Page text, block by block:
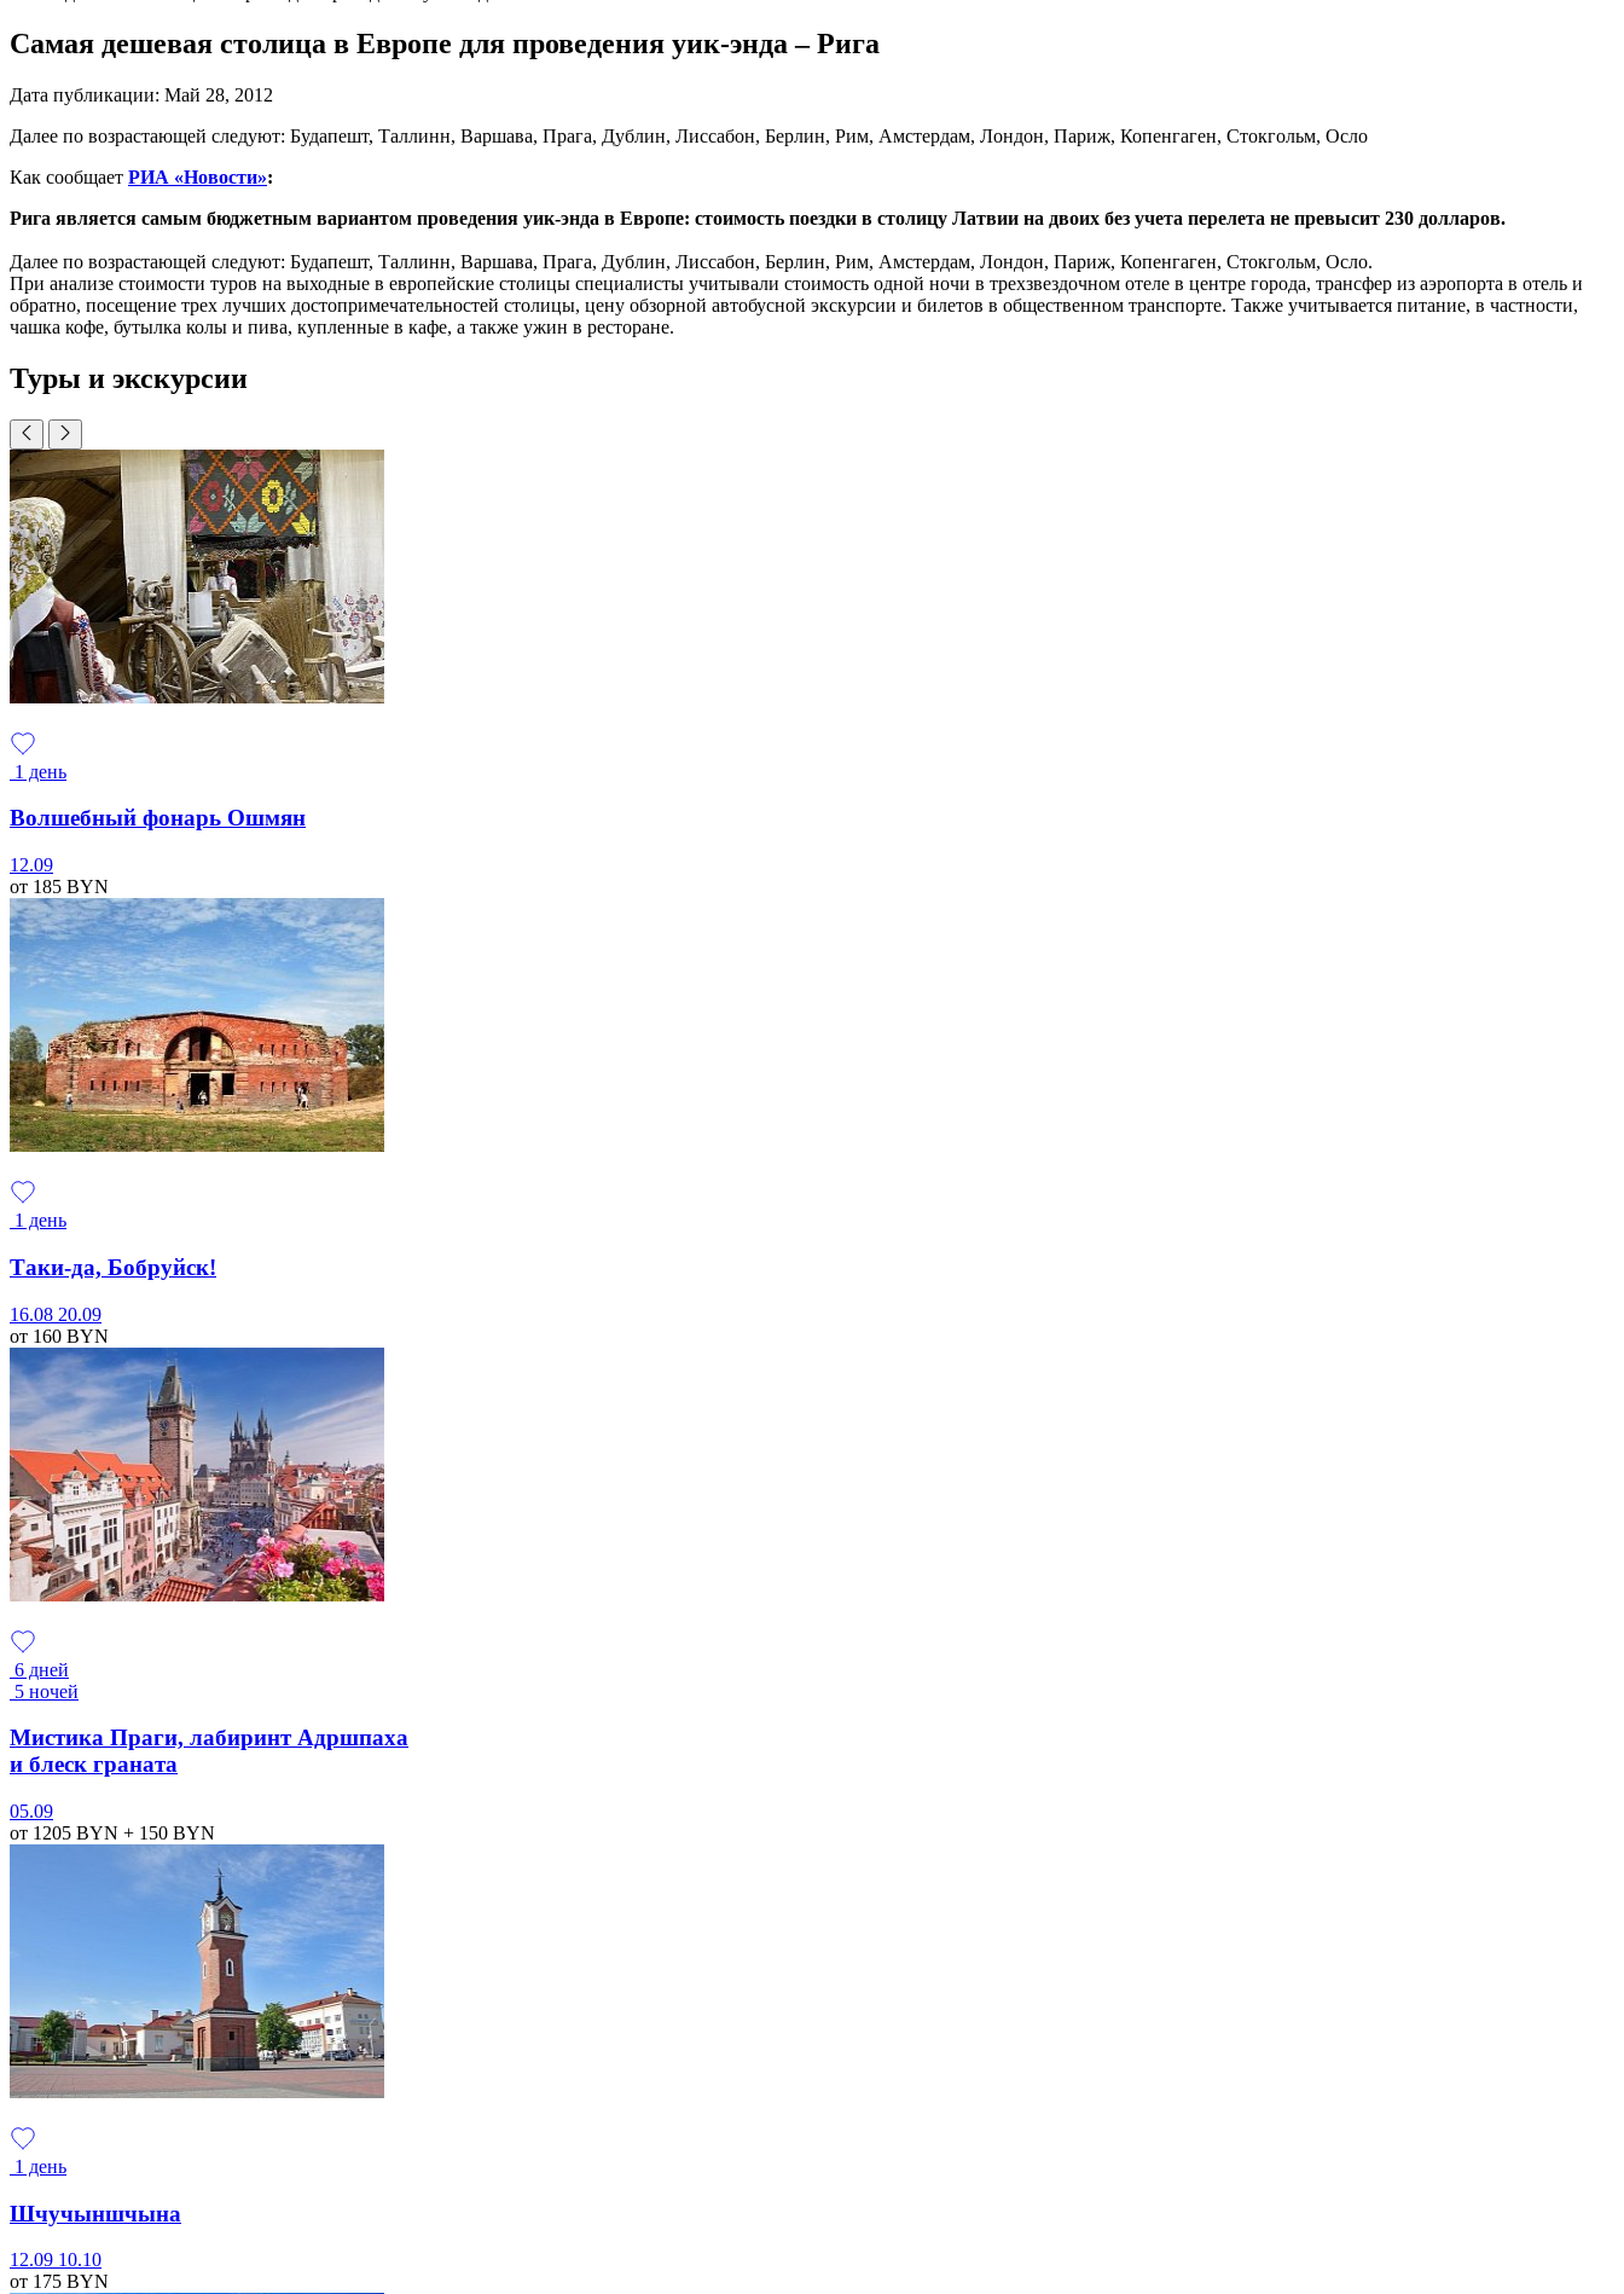
Самая дешевая столица в Европе для проведения уик-энда – Рига
Дата публикации: Май 28, 2012
Далее по возрастающей следуют: Будапешт, Таллинн, Варшава, Прага, Дублин, Лиссабон, Берлин, Рим, Амстердам, Лондон, Париж, Копенгаген, Стокгольм, Осло
Как сообщает РИА «Новости»:
Рига является самым бюджетным вариантом проведения уик-энда в Европе: стоимость поездки в столицу Латвии на двоих без учета перелета не превысит 230 долларов.
Далее по возрастающей следуют: Будапешт, Таллинн, Варшава, Прага, Дублин, Лиссабон, Берлин, Рим, Амстердам, Лондон, Париж, Копенгаген, Стокгольм, Осло.
При анализе стоимости туров на выходные в европейские столицы специалисты учитывали стоимость одной ночи в трехзвездочном отеле в центре города, трансфер из аэропорта в отель и
обратно, посещение трех лучших достопримечательностей столицы, цену обзорной автобусной экскурсии и билетов в общественном транспорте. Также учитывается питание, в частности,
чашка кофе, бутылка колы и пива, купленные в кафе, а также ужин в ресторане.
Туры и экскурсии
1 день
Волшебный фонарь Ошмян
12.09
от 185 BYN
1 день
Таки-да, Бобруйск!
16.08 20.09
от 160 BYN
6 дней
5 ночей
Мистика Праги, лабиринт Адршпаха
и блеск граната
05.09
от 1205 BYN + 150 BYN
1 день
Шчучыншчына
12.09 10.10
от 175 BYN